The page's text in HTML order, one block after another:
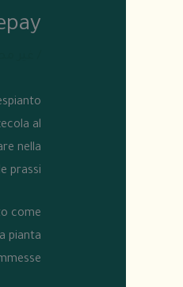
al
nella
prassi.
come
pianta